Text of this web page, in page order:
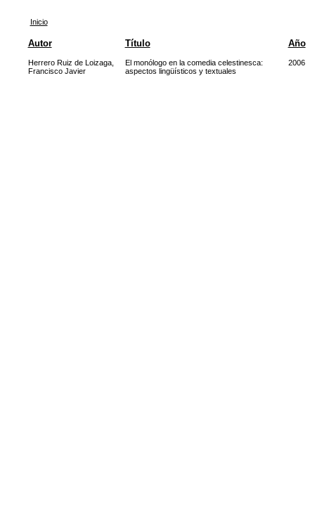
Inicio
Autor Título Año
Herrero Ruiz de Loizaga,
Francisco Javier
El monólogo en la comedia celestinesca:
aspectos lingüísticos y textuales
2006